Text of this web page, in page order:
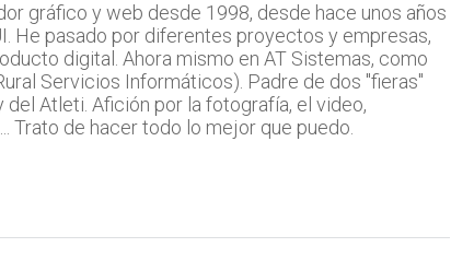
gráfico y web desde 1998, desde hace unos años
He pasado por diferentes proyectos y empresas,
digital. Ahora mismo en AT Sistemas, como
Servicios Informáticos). Padre de dos "fieras"
del Atleti. Afición por la fotografía, el video,
Trato de hacer todo lo mejor que puedo.